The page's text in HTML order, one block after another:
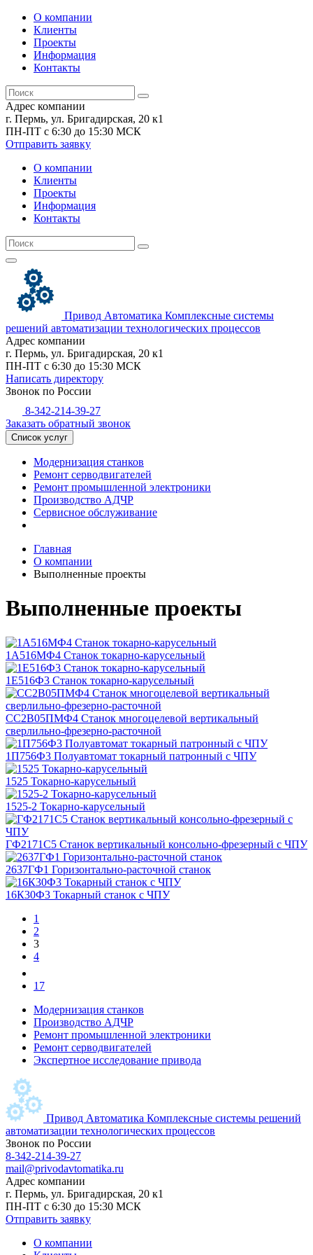
О компании
Клиенты
Проекты
Информация
Контакты
Адрес компании
г. Пермь, ул. Бригадирская, 20 к1
ПН-ПТ с 6:30 до 15:30 МСК
Отправить заявку
О компании
Клиенты
Проекты
Информация
Контакты
Привод Автоматика Комплексные системы
решений автоматизации технологических процессов
Адрес компании
г. Пермь, ул. Бригадирская, 20 к1
ПН-ПТ с 6:30 до 15:30 МСК
Написать директору
Звонок по России
8-342-214-39-27
Заказать обратный звонок
Список услуг
Модернизация станков
Ремонт серводвигателей
Ремонт промышленной электроники
Производство АДЧР
Сервисное обслуживание
Главная
О компании
Выполненные проекты
Выполненные проекты
1А516MФ4 Станок токарно-карусельный
1Е516Ф3 Станок токарно-карусельный
СС2В05ПМФ4 Станок многоцелевой вертикальный
сверлильно-фрезерно-расточной
1П756Ф3 Полуавтомат токарный патронный с ЧПУ
1525 Токарно-карусельный
1525-2 Токарно-карусельный
ГФ2171С5 Станок вертикальный консольно-фрезерный с ЧПУ
2637ГФ1 Горизонтально-расточной станок
16К30Ф3 Токарный станок с ЧПУ
1
2
3
4
17
Модернизация станков
Производство АДЧР
Ремонт промышленной электроники
Ремонт серводвигателей
Экспертное исследование привода
Привод Автоматика Комплексные системы решений
автоматизации технологических процессов
Звонок по России
8-342-214-39-27
mail@privodavtomatika.ru
Адрес компании
г. Пермь, ул. Бригадирская, 20 к1
ПН-ПТ с 6:30 до 15:30 МСК
Отправить заявку
О компании